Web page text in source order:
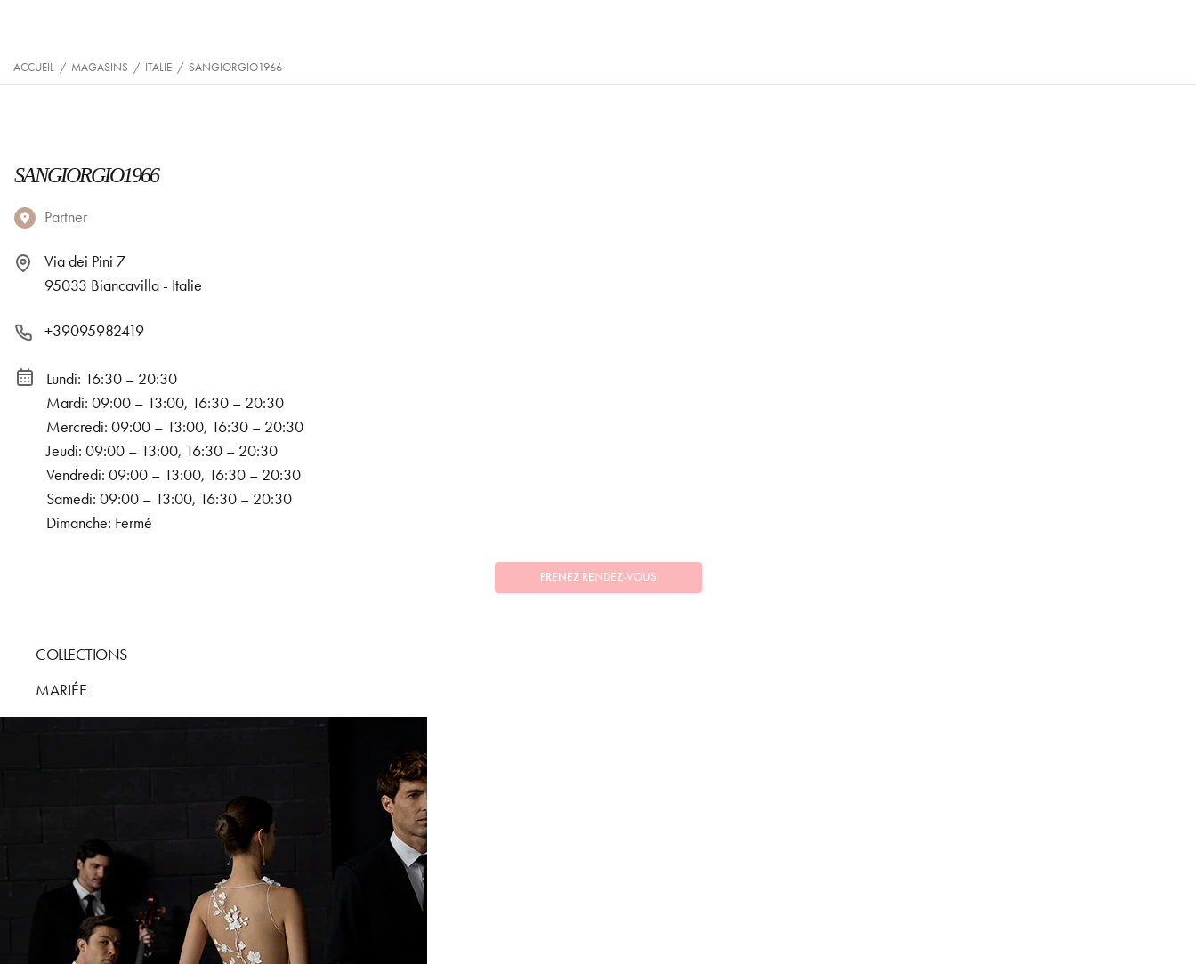
ACCUEIL / MAGASINS / ITALIE / SANGIORGIO1966
SANGIORGIO1966
Partner
Via dei Pini 7
95033 Biancavilla - Italie
+39095982419
Lundi: 16:30 – 20:30
Mardi: 09:00 – 13:00, 16:30 – 20:30
Mercredi: 09:00 – 13:00, 16:30 – 20:30
Jeudi: 09:00 – 13:00, 16:30 – 20:30
Vendredi: 09:00 – 13:00, 16:30 – 20:30
Samedi: 09:00 – 13:00, 16:30 – 20:30
Dimanche: Fermé
PRENEZ RENDEZ-VOUS
COLLECTIONS
MARIÉE